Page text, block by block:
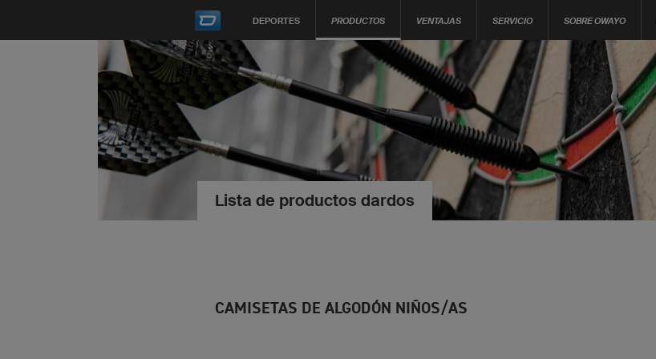
DEPORTES PRODUCTOS VENTAJAS SERVICIO SOBRE OWAYO
Lista de productos dardos
CAMISETAS DE ALGODÓN NIÑOS/AS